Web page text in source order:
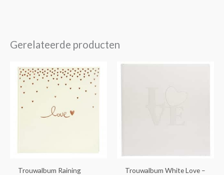
Gerelateerde producten
Trouwalbum Raining
Trouwalbum White Love –